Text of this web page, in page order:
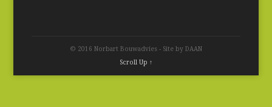
© 2016 Norbart Bouwadvies - Site by DAAN
Scroll Up ↑